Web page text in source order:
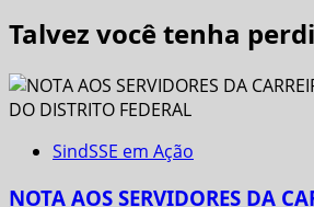
Talvez você tenha
SindSSE em Ação
NOTA AOS SERVIDORES DA